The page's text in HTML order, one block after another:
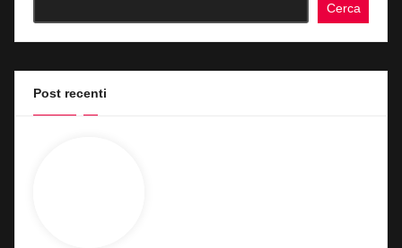
Cerca
Post recenti